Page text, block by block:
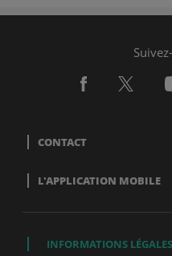
CONTACT
L'APPLICATION MOBILE
INFORMATIONS LÉGALES